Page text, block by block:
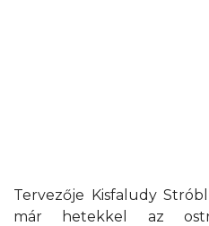
Tervezője Kisfaludy
már hetekkel az